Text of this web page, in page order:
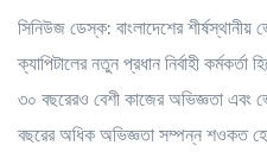
সিনিউজ ডেস্ক: বাংলাদেশের শীর্ষস্থানীয়
ক্যাপিটালের নতুন প্রধান নির্বাহী
৩০ বছরেরও বেশী কাজের অভিজ্ঞতা এবং
বছরের অধিক অভিজ্ঞতা সম্পন্ন শওকত